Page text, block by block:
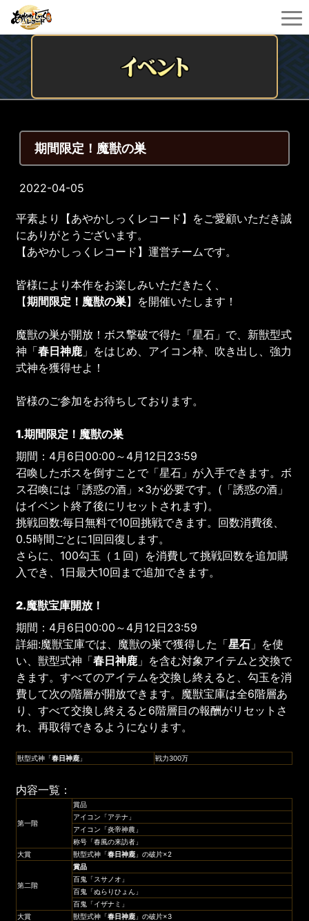
期間限定！魔獣の巣
2022-04-05
平素より【あやかしっくレコード】をご愛顧いただき誠
にありがとうございます。
【あやかしっくレコード】運営チームです。
皆様により本作をお楽しみいただきたく、
【期間限定！魔獣の巣】を開催いたします！
魔獣の巣が開放！ボス撃破で得た「星石」で、新獣型式
神「春日神鹿 」をはじめ、アイコン枠、吹き出し、強力
式神を獲得せよ！
皆様のご参加をお待ちしております。
1.期間限定！魔獣の巣
期間：4月6日00:00～4月12日23:59
召喚したボスを倒すことで「星石」が入手できます。ボ
ス召喚には「誘惑の酒」×3が必要です。(「誘惑の酒」
はイベント終了後にリセットされます)。
挑戦回数:毎日無料で10回挑戦できます。回数消費後、
0.5時間ごとに1回回復します。
さらに、100勾玉（１回）を消費して挑戦回数を追加購
入でき、1日最大10回まで追加できます。
2.魔獣宝庫開放！
期間：4月6日00:00～4月12日23:59
詳細:魔獣宝庫では、魔獣の巣で獲得した「星石 」を使
い、獣型式神「春日神鹿 」を含む対象アイテムと交換で
きます。すべてのアイテムを交換し終えると、勾玉を消
費して次の階層が開放できます。魔獣宝庫は全6階層あ
り、すべて交換し終えると6階層目の報酬がリセットさ
れ、再取得できるようになります。
獣型式神「春日神鹿 」 戦力300万
内容一覧：
第一階
賞品
アイコン「アテナ」
アイコン「炎帝神農」
称号「春風の来訪者」
大賞
獣型式神「春日神鹿 」の破片×2
第二階
賞品
百鬼「スサノオ」
百鬼「ぬらりひょん」
百鬼「イザナミ」
大賞
獣型式神「春日神鹿 」の破片×3